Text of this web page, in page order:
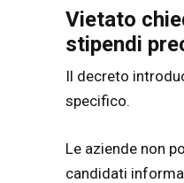
Vietato
stipendi
Il decreto
specifico.
Le aziende non
candidati